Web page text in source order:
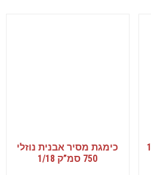
12
כימגת מסיר אבנית נוזלי
750 סמ”ק 1/18